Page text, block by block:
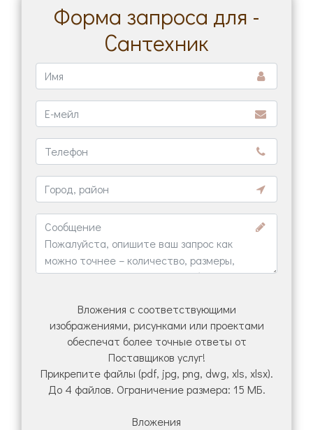
Форма запроса для -
Сантехник
Вложения с соответствующими
изображениями, рисунками или проектами
обеспечат более точные ответы от
Поставщиков услуг!
Прикрепите файлы (pdf, jpg, png, dwg, xls, xlsx).
До 4 файлов. Ограничение размера: 15 МБ.
Вложения